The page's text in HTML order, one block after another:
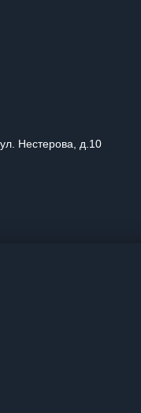
Нестерова, д.10